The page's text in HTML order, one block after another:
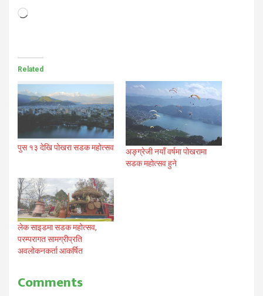
Loading…
Related
पुस १३ देखि पोखरा सडक महोत्सव
अङ्ग्रेजी नयाँ वर्षमा पोखरामा
सडक महोत्सव हुने
लेक साइडमा सडक महोत्सव,
परम्परागत सामग्रीप्रति
अवलोकनकर्ता आकर्षित
Comments